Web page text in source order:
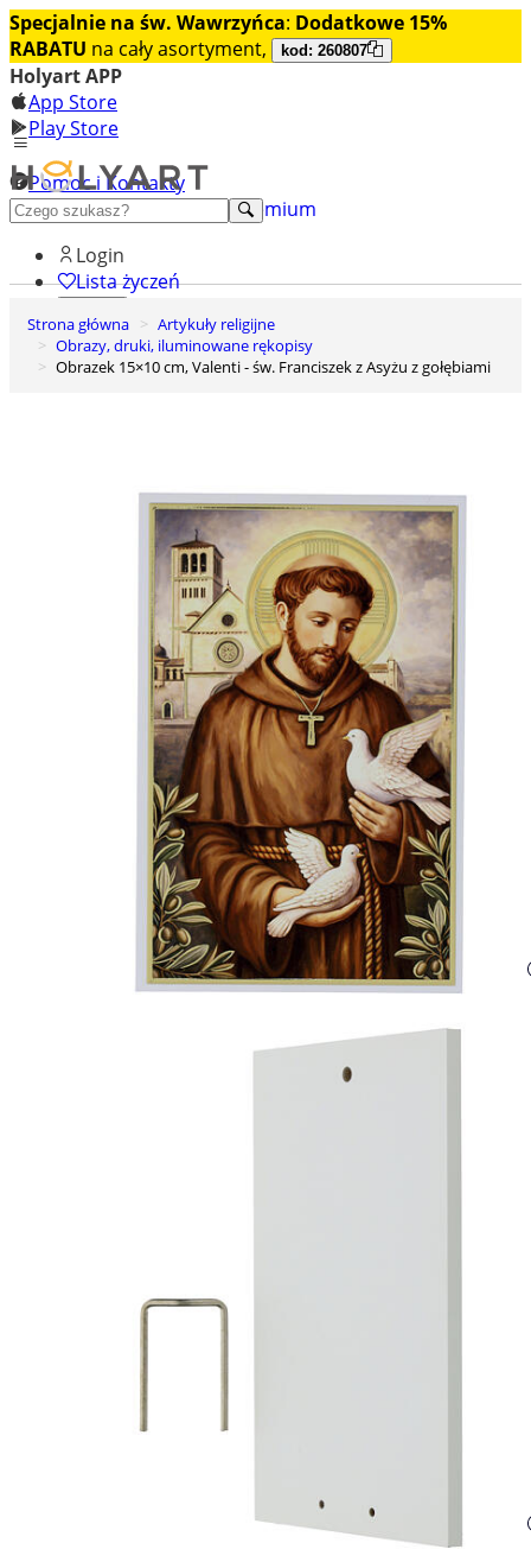
Specjalnie na św. Wawrzyńca: Dodatkowe 15%
RABATU na cały asortyment, kod: 260807
Holyart APP
App Store
Play Store
Pomoc i Kontakty
+48 222 922 860
Odkryj premium
Login
Lista życzeń
0
Koszyk
Strona główna
Artykuły religijne
Obrazy, druki, iluminowane rękopisy
Obrazek 15×10 cm, Valenti - św. Franciszek z Asyżu z gołębiami